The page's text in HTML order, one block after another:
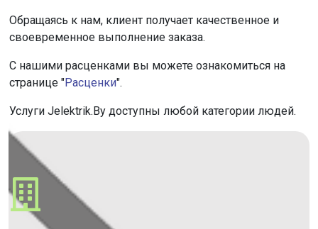
Обращаясь к нам, клиент получает качественное и
своевременное выполнение заказа.
С нашими расценками вы можете ознакомиться на
странице "Расценки".
Услуги Jelektrik.By доступны любой категории людей.